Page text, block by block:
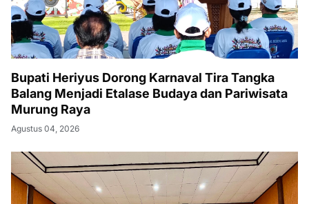
Bupati Heriyus Dorong Karnaval Tira Tangka
Balang Menjadi Etalase Budaya dan Pariwisata
Murung Raya
Agustus 04, 2026